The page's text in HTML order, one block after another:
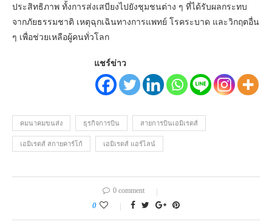
ประสิทธิภาพ ทั้งการส่งเสบียงไปยังชุมชนต่าง ๆ ที่ได้รับผลกระทบ
จากภัยธรรมชาติ เหตุฉุกเฉินทางการแพทย์ โรคระบาด และวิกฤตอื่น
ๆ เพื่อช่วยเหลือผู้คนทั่วโลก
แชร์ข่าว
คมนาคมขนส่ง ธุรกิจการบิน สายการบินเอมิเรตส์
เอมิเรตส์ สกายคาร์โก้ เอมิเรตส์ แอร์ไลน์
0 comment
0